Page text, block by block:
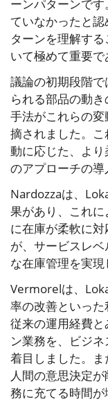
ーンパターンで
ていなかったと
ターンを理解す
いて極めて重要
議論の初期段階
られる部品の動
手法がこれらの
摘されました。
動に応じた、よ
のアプローチの
Nardozzaは、
果があり、これ
に在庫が柔軟に
が、サービスレ
な在庫管理を実
Vermorelは、
率の改善といった
従来の運用経費
ン業務を、ビジ
着目しました。
人間の意思決定
務に充てる時間